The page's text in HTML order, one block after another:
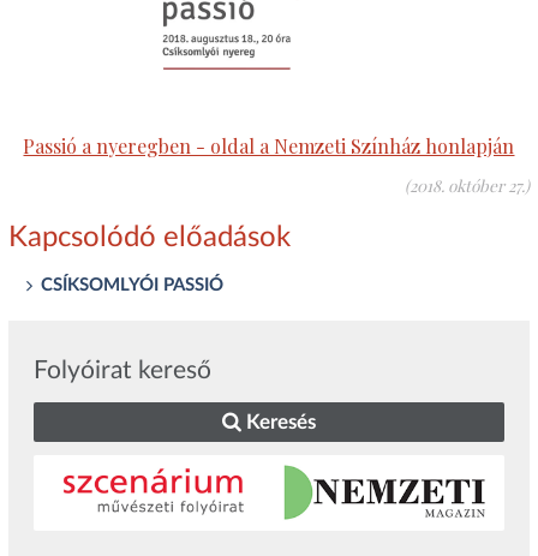
Passió a nyeregben - oldal a Nemzeti Színház honlapján
(2018. október 27.)
Kapcsolódó előadások
CSÍKSOMLYÓI PASSIÓ
Folyóirat kereső
Keresés